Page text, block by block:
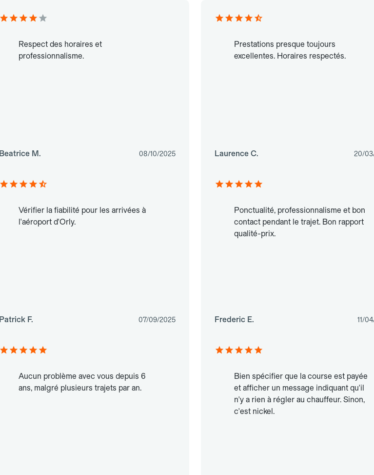
Respect des horaires et
professionnalisme.
Beatrice M. 08/10/2025
Prestations presque toujours
excellentes. Horaires respectés.
Laurence C. 20/
Vérifier la fiabilité pour les arrivées à
l'aéroport d'Orly.
Patrick F. 07/09/2025
Ponctualité, professionnalisme et bon
contact pendant le trajet. Bon rapport
qualité-prix.
Frederic E. 11/
Aucun problème avec vous depuis 6
ans, malgré plusieurs trajets par an.
Bien spécifier que la course est payée
et afficher un message indiquant qu'il
n'y a rien à régler au chauffeur. Sinon,
c'est nickel.